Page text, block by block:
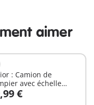
aimer
: Camion de
avec échelle
€
panier